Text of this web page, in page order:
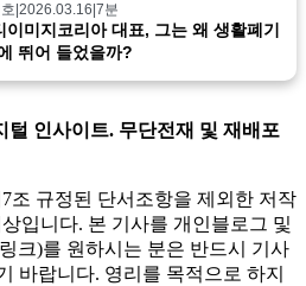
2026.03.16 7분
이미지코리아 대표, 그는 왜 생활폐기
뛰어 들었을까?
인사이트. 무단전재 및 재배포
조 규정된 단서조항을 제외한 저작
입니다. 본 기사를 개인블로그 및
크)를 원하시는 분은 반드시 기사
바랍니다. 영리를 목적으로 하지